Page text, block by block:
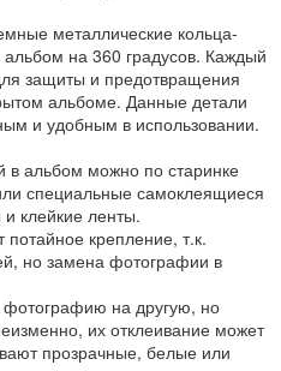
металлические кольца-
альбом на 360 градусов. Каждый
защиты и предотвращения
альбоме. Данные детали
и удобным в использовании.
альбом можно по старинке
специальные самоклеящиеся
и клейкие ленты.
крепление, т.к.
но замена фотографии в
фотографию на другую, но
их отклеивание может
прозрачные, белые или